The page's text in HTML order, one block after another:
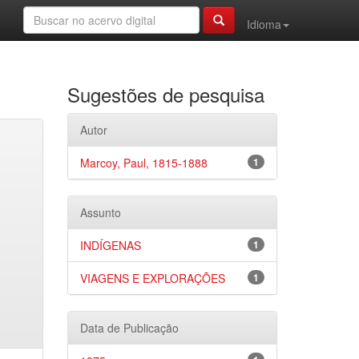
Idioma
Sugestões de pesquisa
Autor
1
Marcoy, Paul, 1815-1888
Assunto
1
INDÍGENAS
1
VIAGENS E EXPLORAÇÕES
Data de Publicação